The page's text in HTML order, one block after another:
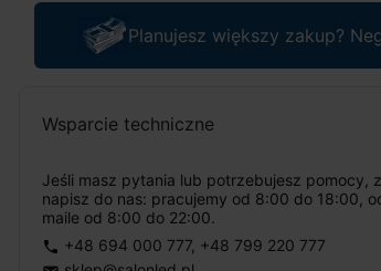
Planujesz większy zakup?
Wsparcie techniczne
Jeśli masz pytania lub potrzebujesz pomocy,
napisz do nas: pracujemy od 8:00 do 18:00,
maile od 8:00 do 22:00.
phone +48 694 000 777, +48 799 220 777